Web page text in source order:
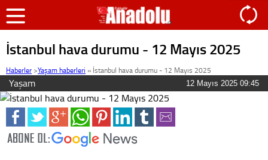
İstanbul hava durumu - 12 Mayıs 2025
Haberler >Yaşam haberleri » İstanbul hava durumu - 12 Mayıs 2025
Yaşam 12 Mayıs 2025 09:45